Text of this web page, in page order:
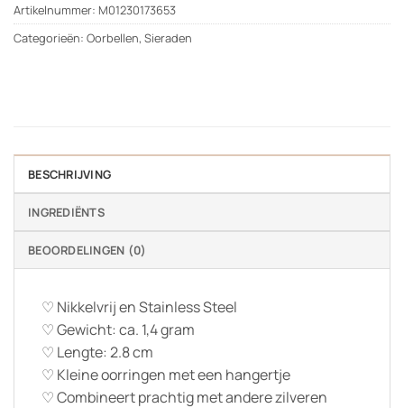
Artikelnummer: M01230173653
Categorieën: Oorbellen, Sieraden
BESCHRIJVING
INGREDIËNTS
BEOORDELINGEN (0)
♡ Nikkelvrij en Stainless Steel
♡ Gewicht: ca. 1,4 gram
♡ Lengte: 2.8 cm
♡ Kleine oorringen met een hangertje
♡ Combineert prachtig met andere zilveren